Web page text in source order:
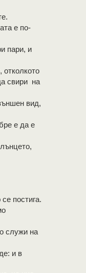
е по-
пари, и
свири на
вид,
е да е
постига.
служи на
и в